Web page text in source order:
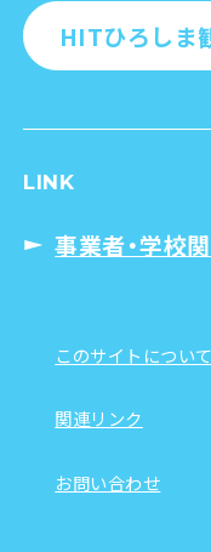
HITひろしま
LINK
事業者・学校
このサイトについて
関連リンク
お問い合わせ